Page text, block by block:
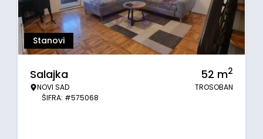
Stanovi
Salajka
NOVI SAD
ŠIFRA: #575068
52 m2
TROSOBAN